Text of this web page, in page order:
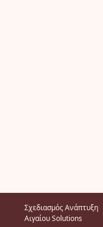
Σχεδιασμός Ανάπτυξη
Αιγαίου Solutions